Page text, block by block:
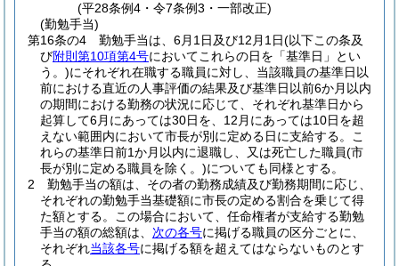
(平28条例4・令7条例3・一部改正)
(勤勉手当)
第16条の4
勤勉手当は、6月1日及び12月1日(以下この条及
び附則第10項第4号においてこれらの日を「基準日」とい
う。)にそれぞれ在職する職員に対し、当該職員の基準日以
前における直近の人事評価の結果及び基準日以前6か月以内
の期間における勤務の状況に応じて、それぞれ基準日から
起算して6月にあっては30日を、12月にあっては10日を超
えない範囲内において市長が別に定める日に支給する。
こ
れらの基準日前1か月以内に退職し、又は死亡した職員(市
長が別に定める職員を除く。)についても同様とする。
2
勤勉手当の額は、その者の勤務成績及び勤務期間に応じ、
それぞれの勤勉手当基礎額に市長の定める割合を乗じて得
た額とする。
この場合において、任命権者が支給する勤勉
手当の額の総額は、 次の各号に掲げる職員の区分ごとに、
それぞれ当該各号に掲げる額を超えてはならないものとす